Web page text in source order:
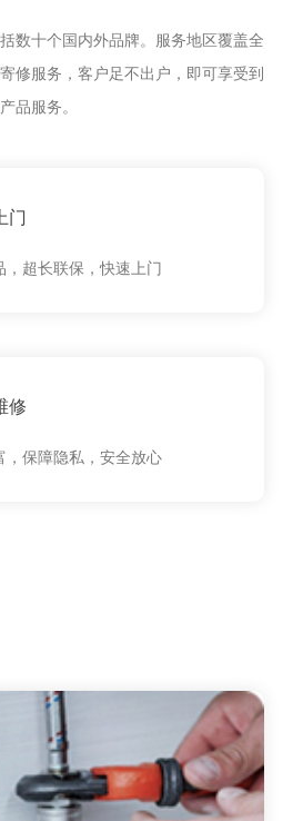
数十个国内外品牌。服务地区覆盖全
修服务，客户足不出户，即可享受到
品服务。
门
，超长联保，快速上门
修
，保障隐私，安全放心